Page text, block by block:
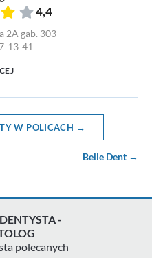
4,4
2A gab. 303
13-41
W POLICACH →
Belle Dent →
-
polecanych